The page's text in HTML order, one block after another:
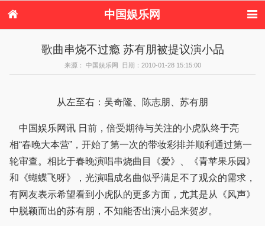
中国娱乐网
港台娱乐
日本娱乐 韩国娱乐
欧美娱乐
音乐新闻 影视新闻
内地明星八卦
八卦
歌曲串烧不过瘾 苏有朋被提议演小品
来源： 中国娱乐网 日期：2010-01-28 15:15:00
从左至右：吴奇隆、陈志朋、苏有朋
中国娱乐网讯 日前，倍受期待与关注的小虎队终于亮
相“春晚大本营”，开始了第一次的带妆彩排并顺利通过第一
轮审查。相比于春晚演唱串烧曲目《爱》、《青苹果乐园》
和《蝴蝶飞呀》，光演唱成名曲似乎满足不了观众的需求，
有网友表示希望看到小虎队的更多方面，尤其是从《风声》
中脱颖而出的苏有朋，不知能否出演小品来贺岁。